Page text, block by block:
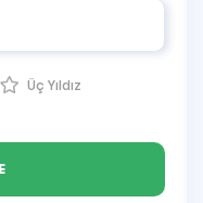
Üç Yıldız